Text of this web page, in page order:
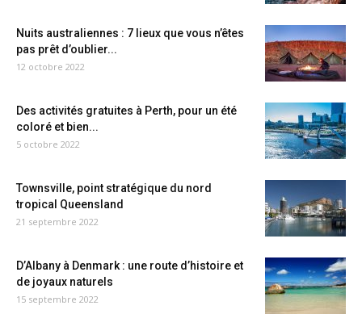
Nuits australiennes : 7 lieux que vous n’êtes
pas prêt d’oublier...
12 octobre 2022
Des activités gratuites à Perth, pour un été
coloré et bien...
5 octobre 2022
Townsville, point stratégique du nord
tropical Queensland
21 septembre 2022
D’Albany à Denmark : une route d’histoire et
de joyaux naturels
15 septembre 2022